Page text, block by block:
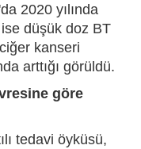
2020 yılında
düşük doz BT
kanseri
arttığı görüldü.
göre
tedavi öyküsü,